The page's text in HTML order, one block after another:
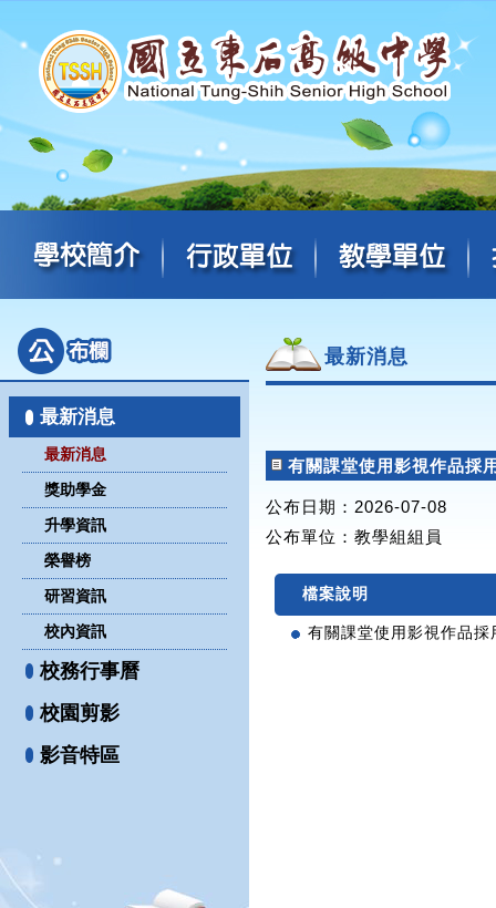
最新消息
最新消息
獎助學金
升學資訊
榮譽榜
研習資訊
校內資訊
校務行事曆
校園剪影
影音特區
最新消息
有關課堂使用影視作品採
公布日期：2026-07-08
公布單位 ：教學組組員
檔案說明
有關課堂使用影視作品